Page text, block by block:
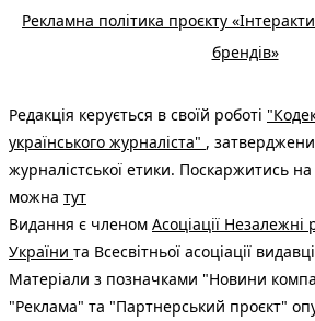
Рекламна політика проєкту
брендів»
Редакція керується в своїй роботі
українського журналіста" ,
журналістської етики. Поскаржитись на
можна тут
Видання є членом Асоціації Незалежні
України та Всесвітньої асоціації
Матеріали з позначками "Новини
"Реклама" та "Партнерський проєкт"